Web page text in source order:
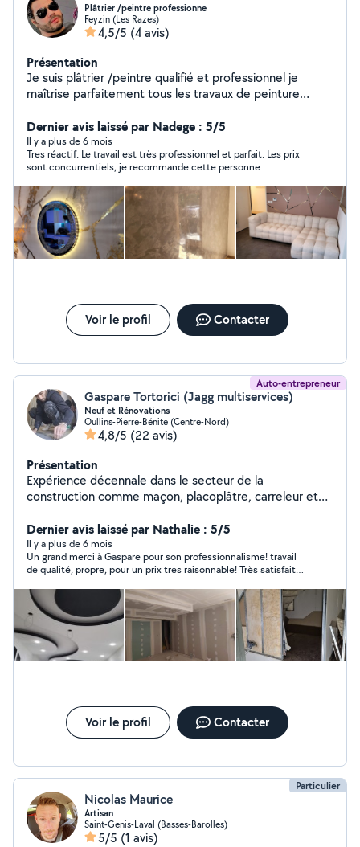
Plâtrier /peintre professionne
Feyzin (Les Razes)
4,5/5 (4 avis)
Présentation
Je suis plâtrier /peintre qualifié et professionnel je
maîtrise parfaitement tous les travaux de peinture
joint, ratissage, et d'autres travaux. Je vous garanties un
travail parfait et propre qui va vous satisfaire
Dernier avis laissé par Nadege : 5/5
Il y a plus de 6 mois
Tres réactif. Le travail est très professionnel et parfait. Les prix
sont concurrentiels, je recommande cette personne.
Voir le profil Contacter
Auto-entrepreneur
Gaspare Tortorici (Jagg multiservices)
Neuf et Rénovations
Oullins-Pierre-Bénite (Centre-Nord)
4,8/5 (22 avis)
Présentation
Expérience décennale dans le secteur de la
construction comme maçon, placoplâtre, carreleur et
certifiée, sérieux et professionnel. Totalement équipé.
N hésitez pas à me contacter pour un devis gratuit.
Travail minutieux et propre. Constatez avec vos yeux.
(pour me contacter, postuler votre annonce comme
Rénovation et Carrelage)
Dernier avis laissé par Nathalie : 5/5
Il y a plus de 6 mois
Un grand merci à Gaspare pour son professionnalisme! travail
de qualité, propre, pour un prix tres raisonnable! Très satisfait
Voir le profil Contacter
Particulier
Nicolas Maurice
Artisan
Saint-Genis-Laval (Basses-Barolles)
5/5 (1 avis)